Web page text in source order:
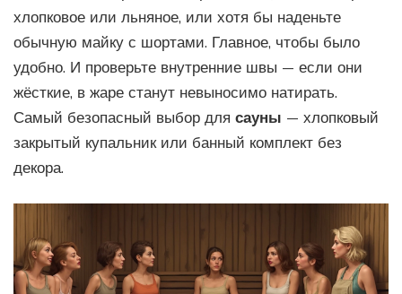
хлопковое или льняное, или хотя бы наденьте
обычную майку с шортами. Главное, чтобы было
удобно. И проверьте внутренние швы — если они
жёсткие, в жаре станут невыносимо натирать.
Самый безопасный выбор для сауны — хлопковый
закрытый купальник или банный комплект без
декора.